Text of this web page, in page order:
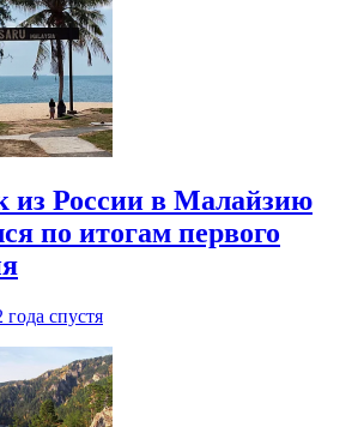
из России в Малайзию
по итогам первого
года спустя